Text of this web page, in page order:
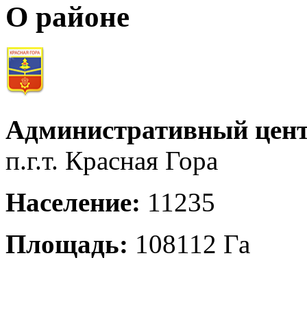
О районе
Административный
п.г.т. Красная Гора
Население: 11235
Площадь: 108112 Га